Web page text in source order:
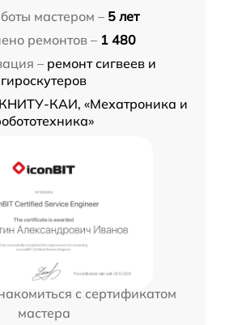
мастером – 5 лет
ремонтов – 1 480
– ремонт сигвеев и
гироскутеров
КНИТУ-КАИ, «Мехатроника и
с сертификатом
мастера